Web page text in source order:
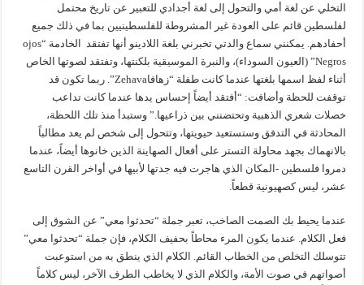
التخلي عن لغة أمي والتحول إلى لغة أجدادي للتعبير عن تاريخ محتمل
لفلسطين قائم على العودة غير المشروطة للفلسطينيين بما في ذلك جميع
أحفادهم. يمكنني سماع والدتي تخبرني بلغة اللادينو أنها تفتقد الخادمة “ojos
Negros” (العيون السوداء)، والنبرة الموسيقية بلكنتها، وتفتقد لصوتها الخاص
أثناء لفظ اسمها بلغتها عندما كانت طفلة “زهافاZehava”. ربما تكون قد
توقفت للحظة وأضافت: “أفتقد أيضاً إحساس يدها عندما كانت تداعب
خصلات شعري الذهبية وتحتضنني بين ذراعيها.” وستبدأ منذ تلك اللحظة،
المحادثة في التدفق وستستعيد حيويتها، وتتحول إلى شخص لم يعد مطالباً
بالانهماك بجهد محاولة التستر على أفعال الصهاينة الذين خانوها أيضاً، عندما
دمروا فلسطين -المكان الذي هاجرت فيه جدتها لأبيها في أواخر القرن التاسع
عشر، ليس كصهيونية قطعاً.
عندما يحيط بك الصمت الصاخب، تعبر جملة “تحدثوا معي” عن الشوق إلى
فعل الكلام. عندما يكون المرء محاطاً بحفيف الكلام، فإن جملة “تحدثوا معي”
تتوسلك التخلص من الخطاب القائم. الكلام الذي ينطق به من استوعبت
أصواتهم في صوت الأمة، والكلام الذي لا يخاطب الطرف الآخر، ليس كلاماً